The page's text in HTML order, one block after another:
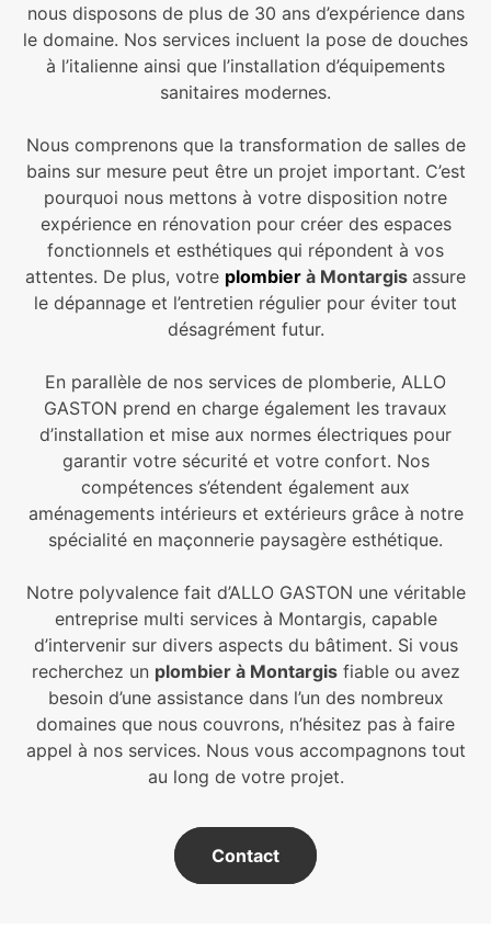
nous disposons de plus de 30 ans d’expérience dans
le domaine. Nos services incluent la pose de douches
à l’italienne ainsi que l’installation d’équipements
sanitaires modernes.
Nous comprenons que la transformation de salles de
bains sur mesure peut être un projet important. C’est
pourquoi nous mettons à votre disposition notre
expérience en rénovation pour créer des espaces
fonctionnels et esthétiques qui répondent à vos
attentes. De plus, votre plombier à Montargis assure
le dépannage et l’entretien régulier pour éviter tout
désagrément futur.
En parallèle de nos services de plomberie, ALLO
GASTON prend en charge également les travaux
d’installation et mise aux normes électriques pour
garantir votre sécurité et votre confort. Nos
compétences s’étendent également aux
aménagements intérieurs et extérieurs grâce à notre
spécialité en maçonnerie paysagère esthétique.
Notre polyvalence fait d’ALLO GASTON une véritable
entreprise multi services à Montargis, capable
d’intervenir sur divers aspects du bâtiment. Si vous
recherchez un plombier à Montargisfiable ou avez
besoin d’une assistance dans l’un des nombreux
domaines que nous couvrons, n’hésitez pas à faire
appel à nos services. Nous vous accompagnons tout
au long de votre projet.
Contact